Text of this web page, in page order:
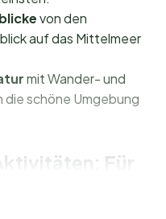
von den
auf das Mittelmeer
mit Wander- und
die schöne Umgebung
Für